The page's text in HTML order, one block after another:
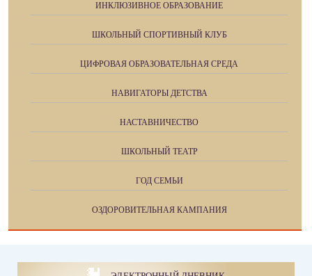
ИНКЛЮЗИВНОЕ ОБРАЗОВАНИЕ
ШКОЛЬНЫЙ СПОРТИВНЫЙ КЛУБ
ЦИФРОВАЯ ОБРАЗОВАТЕЛЬНАЯ СРЕДА
НАВИГАТОРЫ ДЕТСТВА
НАСТАВНИЧЕСТВО
ШКОЛЬНЫЙ ТЕАТР
ГОД СЕМЬИ
ОЗДОРОВИТЕЛЬНАЯ КАМПАНИЯ